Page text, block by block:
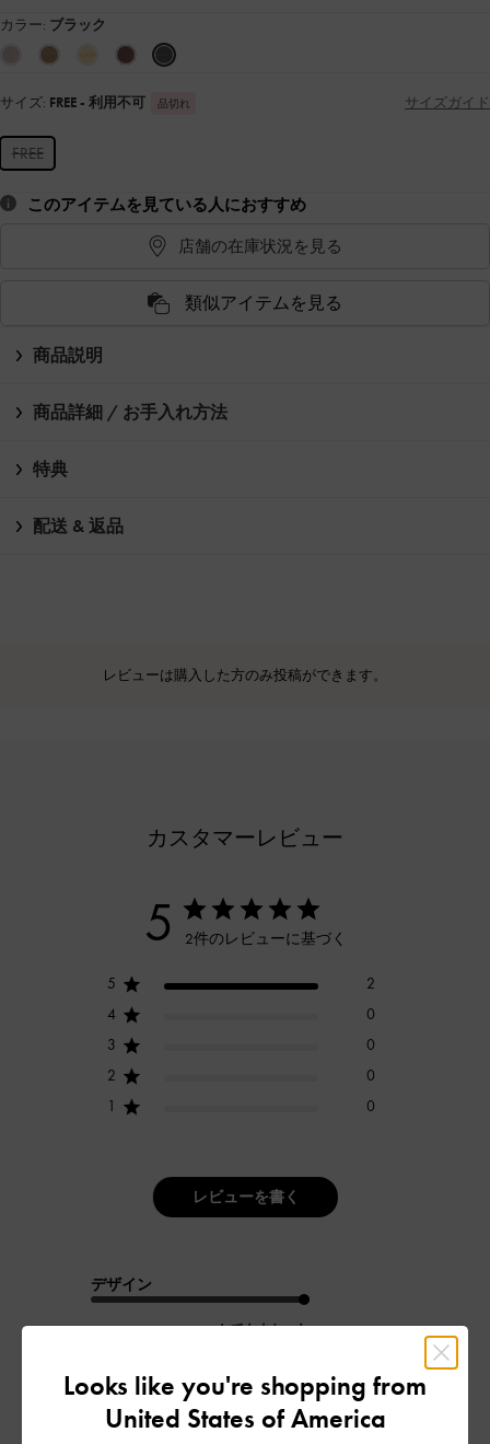
カラー: ブラック
サイズ: FREE - 利用不可 品切れ サイズガイド
FREE
このアイテムを見ている人におすすめ
店舗の在庫状況を見る
類似アイテムを見る
商品説明
商品詳細 / お手入れ方法
特典
配送 & 返品
レビューは購入した方のみ投稿ができます。
カスタマーレビュー
5 2件のレビューに基づく
5
2
4
0
3
0
2
0
1
0
レビューを書く
デザイン
とてもよかった
品質
よかった
Looks like you're shopping from
United States of America